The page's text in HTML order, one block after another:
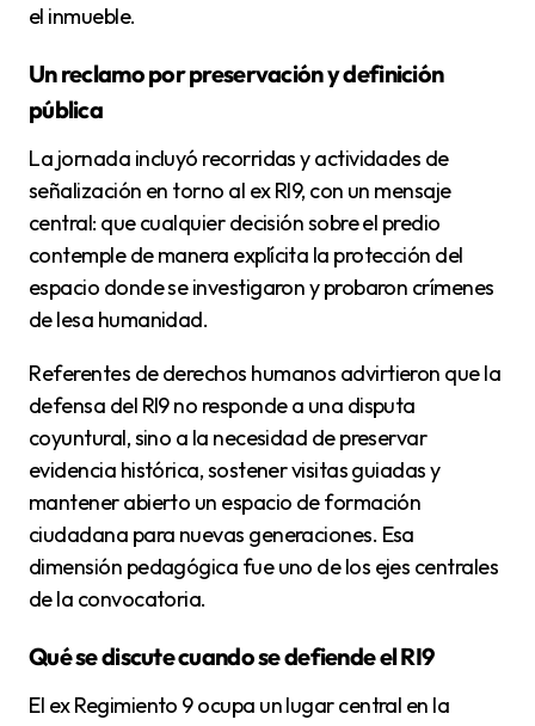
el inmueble.
Un reclamo por preservación y definición
pública
La jornada incluyó recorridas y actividades de
señalización en torno al ex RI9, con un mensaje
central: que cualquier decisión sobre el predio
contemple de manera explícita la protección del
espacio donde se investigaron y probaron crímenes
de lesa humanidad.
Referentes de derechos humanos advirtieron que la
defensa del RI9 no responde a una disputa
coyuntural, sino a la necesidad de preservar
evidencia histórica, sostener visitas guiadas y
mantener abierto un espacio de formación
ciudadana para nuevas generaciones. Esa
dimensión pedagógica fue uno de los ejes centrales
de la convocatoria.
Qué se discute cuando se defiende el RI9
El ex Regimiento 9 ocupa un lugar central en la